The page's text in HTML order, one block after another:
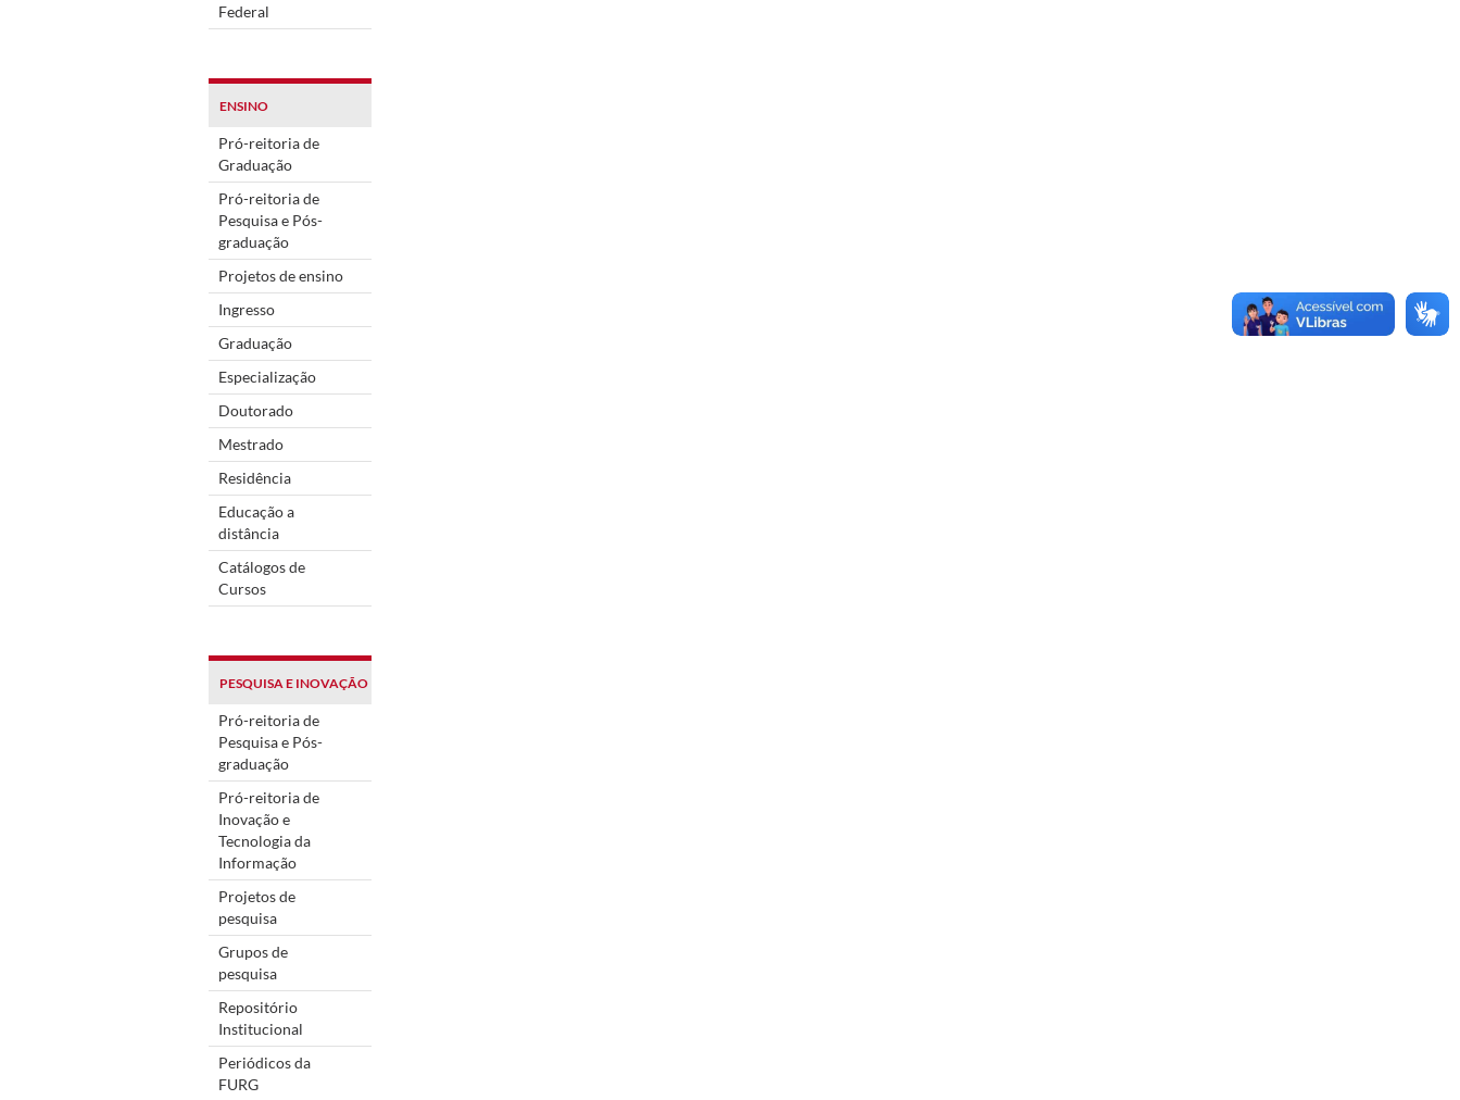
Federal
ENSINO
Pró-reitoria de
Graduação
Pró-reitoria de
Pesquisa e Pós-
graduação
Projetos de ensino
Ingresso
Graduação
Especialização
Doutorado
Mestrado
Residência
Educação a
distância
Catálogos de
Cursos
PESQUISA E INOVAÇÃO
Pró-reitoria de
Pesquisa e Pós-
graduação
Pró-reitoria de
Inovação e
Tecnologia da
Informação
Projetos de
pesquisa
Grupos de
pesquisa
Repositório
Institucional
Periódicos da
FURG